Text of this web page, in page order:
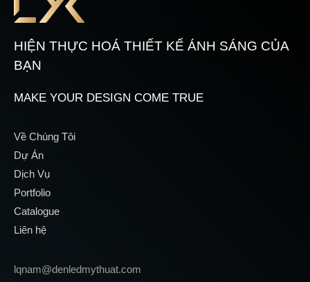
HIỆN THỰC HOÁ THIẾT KẾ ÁNH SÁNG CỦA
BẠN
MAKE YOUR DESIGN COME TRUE
Về Chúng Tôi
Dự Án
Dịch Vụ
Portfolio
Catalogue
Liên hệ
lqnam@denledmythuat.com